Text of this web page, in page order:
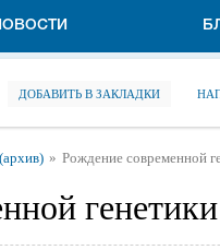
ДОБАВИТЬ В ЗАКЛАДКИ
Рождение современной
генетики